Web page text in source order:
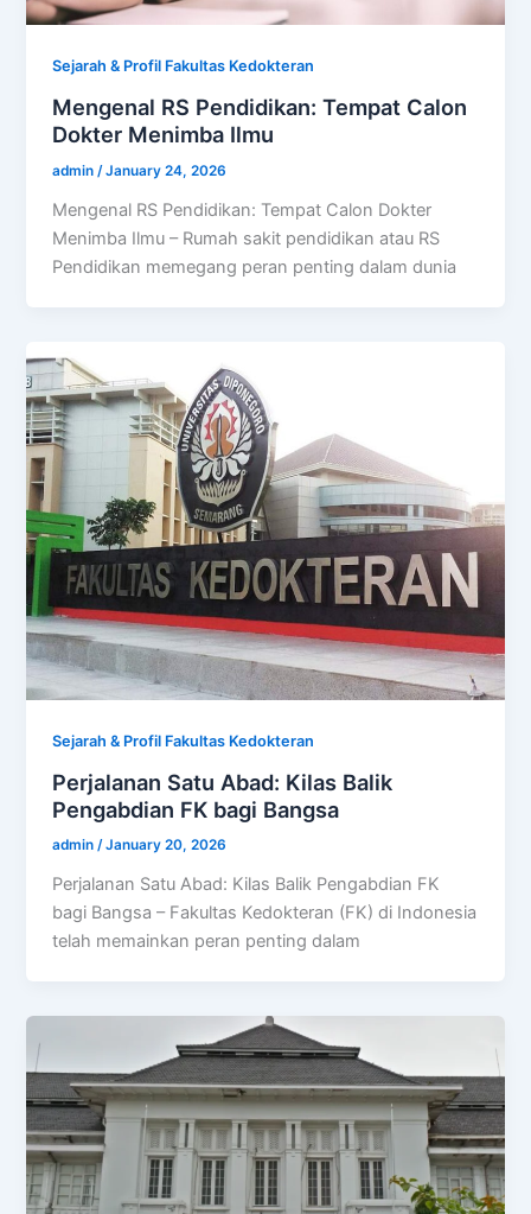
Sejarah & Profil Fakultas Kedokteran
Mengenal RS Pendidikan: Tempat Calon
Dokter Menimba Ilmu
admin /January 24, 2026
Mengenal RS Pendidikan: Tempat Calon Dokter
Menimba Ilmu – Rumah sakit pendidikan atau RS
Pendidikan memegang peran penting dalam dunia
Sejarah & Profil Fakultas Kedokteran
Perjalanan Satu Abad: Kilas Balik
Pengabdian FK bagi Bangsa
admin/January 20, 2026
Perjalanan Satu Abad: Kilas Balik Pengabdian FK
bagi Bangsa – Fakultas Kedokteran (FK) di Indonesia
telah memainkan peran penting dalam